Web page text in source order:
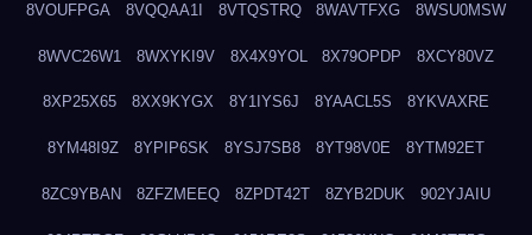
8VOUFPGA 8VQQAA1I 8VTQSTRQ 8WAVTFXG 8WSU0MSW
8WVC26W1 8WXYKI9V 8X4X9YOL 8X79OPDP 8XCY80VZ
8XP25X65 8XX9KYGX 8Y1IYS6J 8YAACL5S 8YKVAXRE
8YM48I9Z 8YPIP6SK 8YSJ7SB8 8YT98V0E 8YTM92ET
8ZC9YBAN 8ZFZMEEQ 8ZPDT42T 8ZYB2DUK 902YJAIU